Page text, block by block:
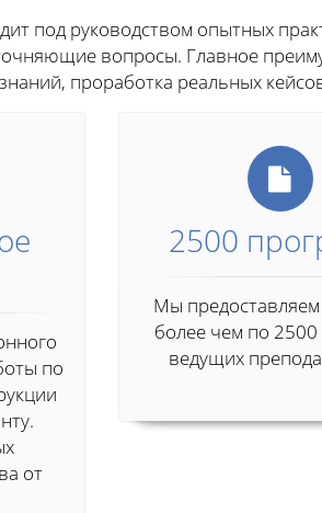
под руководством опытных
вопросы. Главное
проработка реальных
по
от
2500
Мы
более чем по 2500
ведущих